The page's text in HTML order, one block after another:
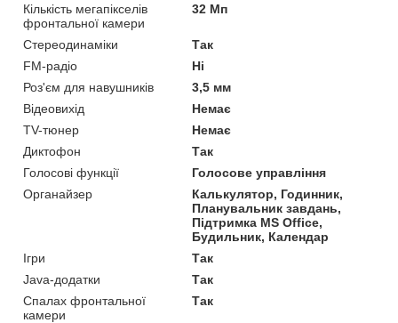
Кількість мегапікселів
фронтальної камери
32 Мп
Стереодинаміки
Так
FM-радіо
Ні
Роз'єм для навушників
3,5 мм
Відеовихід
Немає
TV-тюнер
Немає
Диктофон
Так
Голосові функції
Голосове управління
Органайзер
Калькулятор, Годинник,
Планувальник завдань,
Підтримка MS Office,
Будильник, Календар
Ігри
Так
Java-додатки
Так
Спалах фронтальної
камери
Так